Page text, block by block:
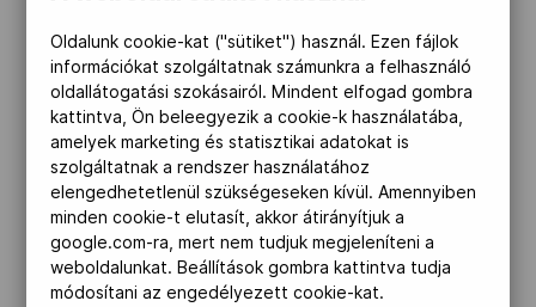
Oldalunk cookie-kat ("sütiket") használ. Ezen fájlok
információkat szolgáltatnak számunkra a felhasználó
oldallátogatási szokásairól. Mindent elfogad gombra
kattintva, Ön beleegyezik a cookie-k használatába,
amelyek marketing és statisztikai adatokat is
szolgáltatnak a rendszer használatához
elengedhetetlenül szükségeseken kívül. Amennyiben
minden cookie-t elutasít, akkor átirányítjuk a
google.com-ra, mert nem tudjuk megjeleníteni a
weboldalunkat. Beállítások gombra kattintva tudja
módosítani az engedélyezett cookie-kat.